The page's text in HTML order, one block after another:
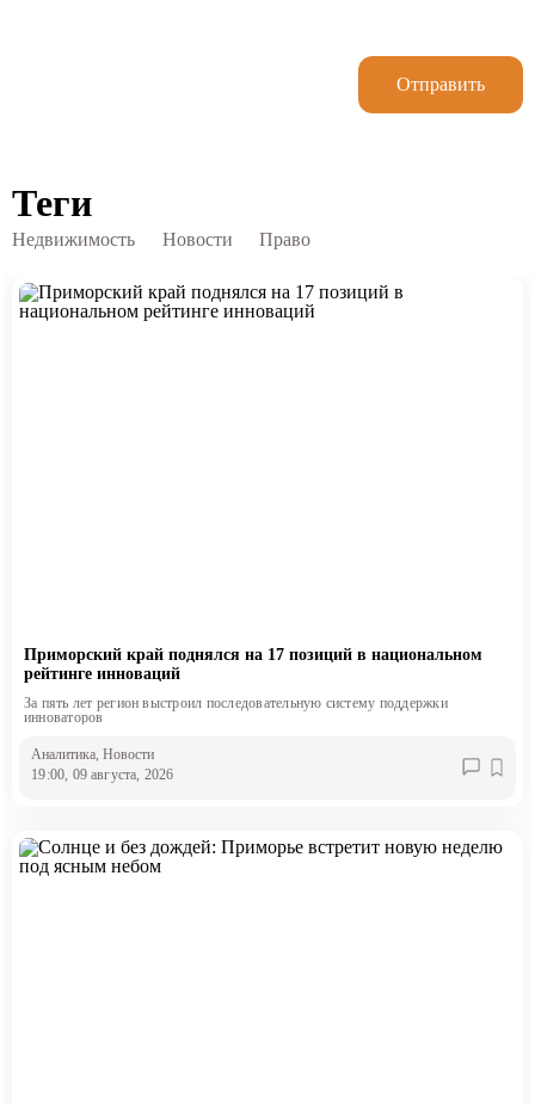
Отправить
Теги
Недвижимость Новости Право
Приморский край поднялся на 17 позиций в национальном
рейтинге инноваций
За пять лет регион выстроил последовательную систему поддержки
инноваторов
Аналитика, Новости
19:00, 09 августа, 2026